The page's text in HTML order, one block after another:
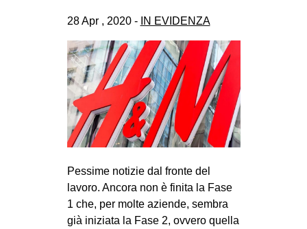
28 Apr , 2020 - IN EVIDENZA
Pessime notizie dal fronte del
lavoro. Ancora non è finita la Fase
1 che, per molte aziende, sembra
già iniziata la Fase 2, ovvero quella